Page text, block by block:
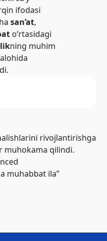
ifodasi
san’at,
o‘rtasidagi
ning muhim
rivojlantirishga
muhokama qilindi.
muhabbat ila”